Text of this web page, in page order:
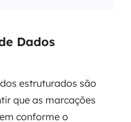
Dados
estruturados são
que as marcações
conforme o